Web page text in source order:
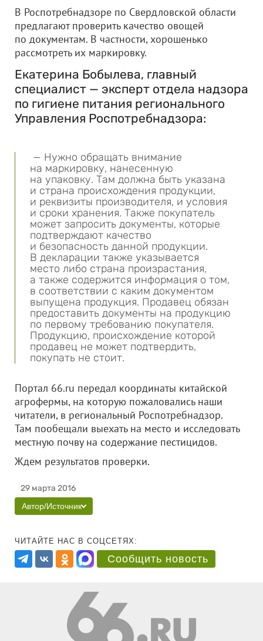
В Роспотребнадзоре по Свердловской области
предлагают проверить качество овощей
по документам. В частности, хорошенько
рассмотреть их маркировку.
Екатерина Бобылева, главный
специалист — эксперт отдела надзора
по гигиене питания регионального
Управления Роспотребнадзора:
— Нужно обращать внимание
на маркировку, нанесенную
на упаковку. Там должна быть указана
и страна происхождения продукции,
и реквизиты производителя, и условия
и сроки хранения. Также покупатель
может запросить документы, которые
подтверждают качество
и безопасность данной продукции.
В декларации также указывается
место либо страна произрастания,
а также содержится информация о том,
в соответствии с каким документом
выпущена продукция. Продавец обязан
предоставить документы на продукцию
по первому требованию покупателя.
Продукцию, происхождение которой
продавец не может подтвердить,
покупать не стоит.
Портал 66.ru передал координаты китайской
агрофермы, на которую пожаловались наши
читатели, в региональный Роспотребнадзор.
Там пообещали выехать на место и исследовать
местную почву на содержание пестицидов.
Ждем результатов проверки.
29 марта 2016
Автор/Источник
ЧИТАЙТЕ НАС В СОЦСЕТЯХ:
Сообщить новость